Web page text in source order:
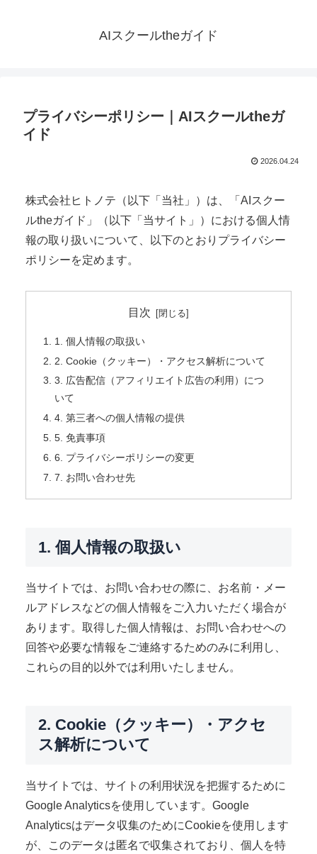
AIスクールtheガイド
プライバシーポリシー｜AIスクールtheガ
イド
2026.04.24
株式会社ヒトノテ（以下「当社」）は、「AIスクー
ルtheガイド」（以下「当サイト」）における個人情
報の取り扱いについて、以下のとおりプライバシー
ポリシーを定めます。
目次
1. 個人情報の取扱い
2. Cookie（クッキー）・アクセス解析について
3. 広告配信（アフィリエイト広告の利用）につ
いて
4. 第三者への個人情報の提供
5. 免責事項
6. プライバシーポリシーの変更
7. お問い合わせ先
1. 個人情報の取扱い
当サイトでは、お問い合わせの際に、お名前・メー
ルアドレスなどの個人情報をご入力いただく場合が
あります。取得した個人情報は、お問い合わせへの
回答や必要な情報をご連絡するためのみに利用し、
これらの目的以外では利用いたしません。
2. Cookie（クッキー）・アクセ
ス解析について
当サイトでは、サイトの利用状況を把握するために
Google Analyticsを使用しています。Google
Analyticsはデータ収集のためにCookieを使用します
が、このデータは匿名で収集されており、個人を特